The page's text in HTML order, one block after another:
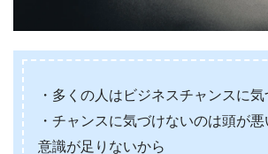
・多くの人はビジネスチャンスに
・チャンスに気づけないのは頭が悪
意識が足りないから